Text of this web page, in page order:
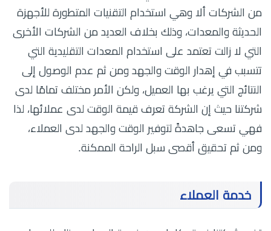
من الشركات ألا وهي استخدام التقنيات المتطورة للأجهزة
الحديثة والمعدات، وذلك بخلاف العديد من الشركات الأخرى
التي لا زالت تعتمد على استخدام المعدات التقليدية التي
تتسبب في إهدار الوقت والجهد ومن ثم عدم الوصول إلى
النتائج التي يرغب بها العميل، ولكن الأمر مختلف تمامًا لدى
شركتنا حيث إن الشركة تعرف قيمة الوقت لدى عملائها، لذا
فهي تسعى جاهدةً لتوفير الوقت والجهد لدى العملاء،
ومن ثم تحقيق أقصى سبل الراحة الممكنة.
خدمة العملاء